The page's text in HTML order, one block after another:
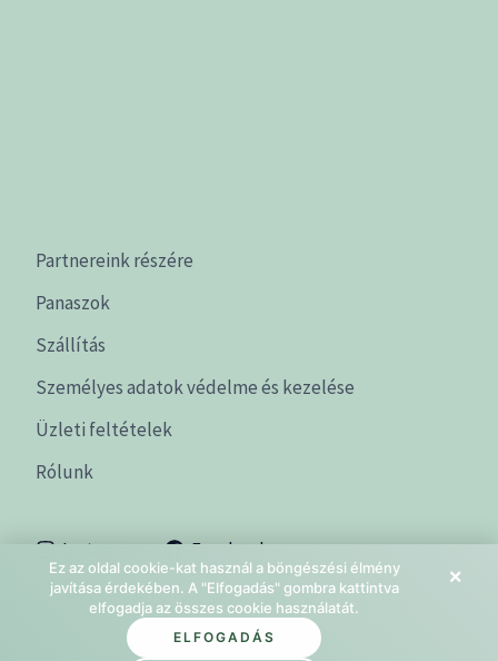
Partnereink részére
Panaszok
Szállítás
Személyes adatok védelme és kezelése
Üzleti feltételek
Rólunk
Instagram Facebook
Ez az oldal cookie-kat használ a böngészési élmény
javítása érdekében. A "Elfogadás" gombra kattintva
elfogadja az összes cookie használatát.
ELFOGADÁS
×